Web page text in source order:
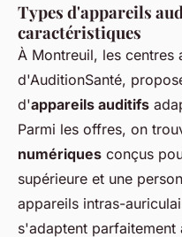
Types d'appareils
caractéristiques
À Montreuil, les centres
d'AuditionSanté,
d'appareils auditifs
Parmi les offres, on
numériques conçus
supérieure et une
appareils intras-
s'adaptent